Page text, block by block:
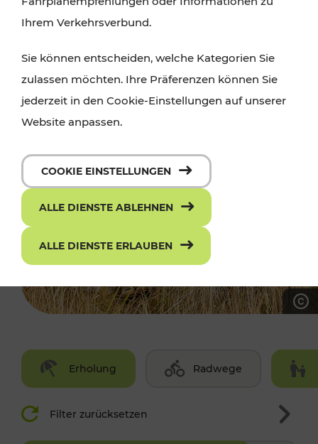
Erholung Radwege
Filter zurücksetzen
Ihrem Verkehrsverbund.
Sie können entscheiden, welche Kategorien Sie
zulassen möchten. Ihre Präferenzen können Sie
jederzeit in den Cookie-Einstellungen auf unserer
Website anpassen.
COOKIE EINSTELLUNGEN
ALLE DIENSTE ABLEHNEN
ALLE DIENSTE ERLAUBEN